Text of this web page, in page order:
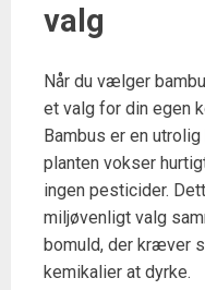
valg
Når du vælger
et valg for din egen
Bambus er en
planten vokser
ingen pesticider.
miljøvenligt valg
bomuld, der kræver
kemikalier at dyrke.